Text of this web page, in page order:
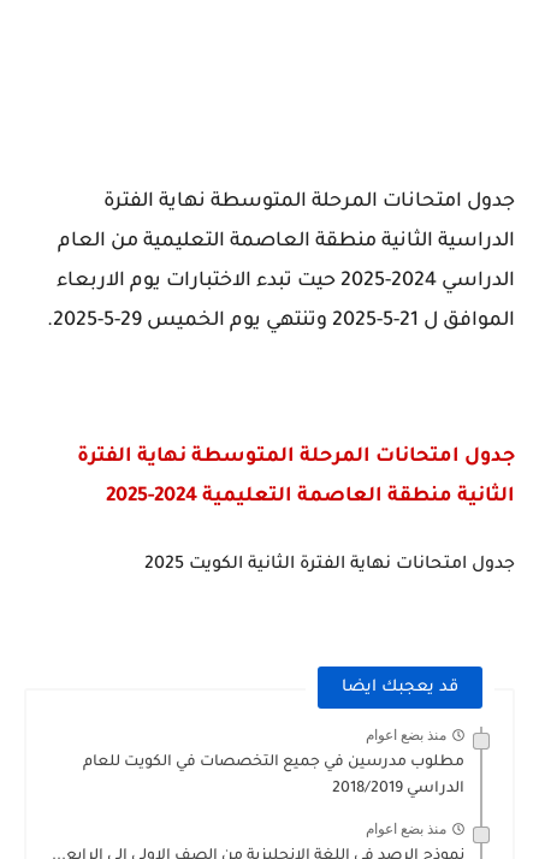
جدول امتحانات المرحلة المتوسطة نهاية الفترة
الدراسية الثانية منطقة العاصمة التعليمية من العام
الدراسي 2024-2025 حيت تبدء الاختبارات يوم الاربعاء
الموافق ل 21-5-2025 وتنتهي يوم الخميس 29-5-2025.
جدول امتحانات المرحلة المتوسطة نهاية الفترة
الثانية منطقة العاصمة التعليمية 2024-2025
جدول امتحانات نهاية الفترة الثانية الكويت 2025
قد يعجبك ايضا
منذ بضع اعوام
مطلوب مدرسين في جميع التخصصات في الكويت للعام
الدراسي 2018/2019
منذ بضع اعوام